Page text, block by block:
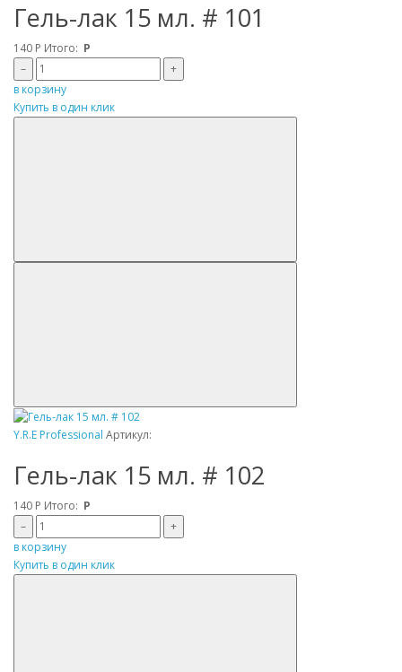
Гель-лак 15 мл. # 101
140 Р Итого: Р
–
+
в корзину
Купить в один клик
Y.R.E Professional Артикул:
Гель-лак 15 мл. # 102
140 Р Итого: Р
–
+
в корзину
Купить в один клик